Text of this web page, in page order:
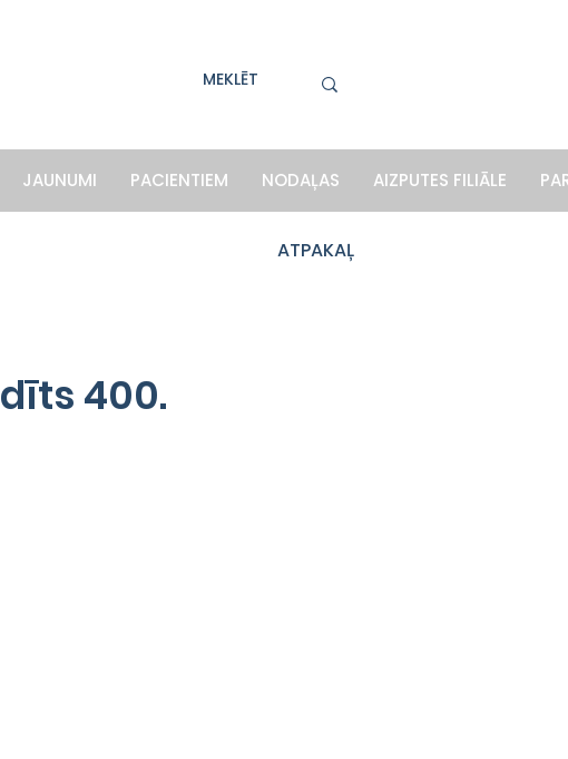
JAUNUMI PACIENTIEM NODAĻAS AIZPUTES FILIĀLE
ATPAKAĻ
400.